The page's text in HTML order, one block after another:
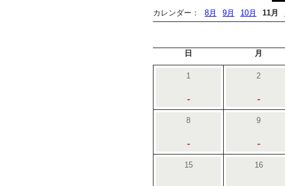
カレンダー：
8月 9月 10月 11月
日 月
1
-
2
-
8
-
9
-
15 16